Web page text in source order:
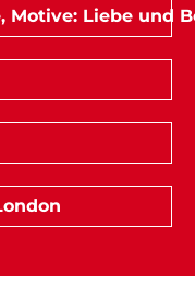
Motive: Liebe und